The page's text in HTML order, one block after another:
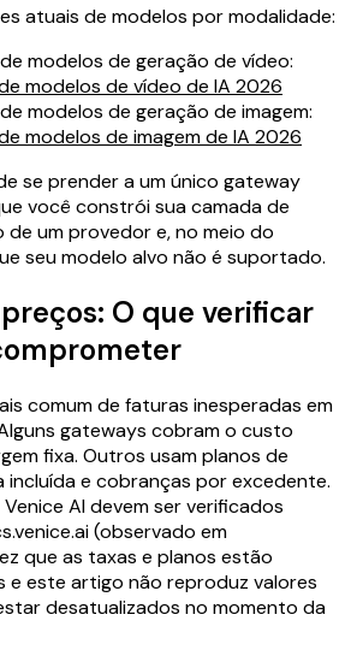
atuais de modelos por modalidade:
modelos de geração de vídeo:
modelos de vídeo de IA 2026
modelos de geração de imagem:
modelos de imagem de IA 2026
se prender a um único gateway
você constrói sua camada de
um provedor e, no meio do
seu modelo alvo não é suportado.
O que verificar
comum de faturas inesperadas em
gateways cobram o custo
fixa. Outros usam planos de
e cobranças por excedente.
AI devem ser verificados
(observado em
que as taxas e planos estão
e este artigo não reproduz valores
desatualizados no momento da